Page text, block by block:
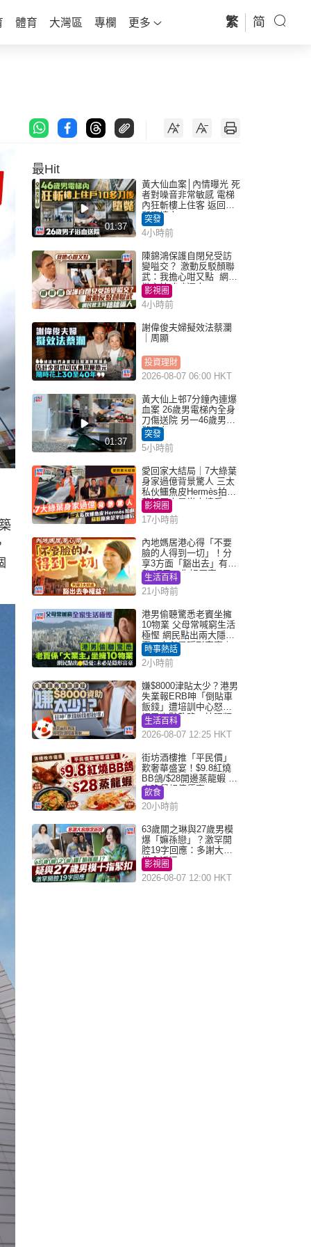
體育 大灣區 專欄 更多 繁 简
最Hit
01:37
黃大仙血案│內情曝光 死
者對噪音非常敏感 電梯
內狂斬樓上住客 返回住
所墮樓亡
突發
4小時前
陳錦鴻保護自閉兒受訪
變嗌交？ 激動反駁顏聯
武：我擔心咁又點 網民
批主持咄咄逼人
影視圈
4小時前
謝偉俊夫婦擬效法蔡瀾
｜周顯
投資理財
2026-08-07 06:00 HKT
01:37
黃大仙上邨7分鐘內連爆
血案 26歲男電梯內全身
刀傷送院 另一46歲男倒
斃平台
突發
5小時前
愛回家大結局｜7大綠葉
身家過億背景驚人 三太
私伙鱷魚皮Hermès拍劇
蘇姐原來是半山樓后
影視圈
17小時前
內地媽居港心得「不要
臉的人得到一切」！分
享3方面「豁出去」有著
數 網民：你好厲害
生活百科
21小時前
港男偷聽驚悉老竇坐擁
10物業 父母常喊窮生活
極慳 網民點出兩大隱
憂：未必是隱形富豪｜
Juicy叮
時事熱話
2小時前
嫌$8000津貼太少？港男
失業報ERB呻「倒貼車
飯錢」遭培訓中心怒轟
網民幽默教路：揀呢類
課程唔會蝕...
生活百科
2026-08-07 12:25 HKT
街坊酒樓推「平民價」
歎奢華盛宴！$9.8紅燒
BB鴿/$28開邊蒸龍蝦 3
大晚餐超值優惠
飲食
20小時前
63歲關之琳與27歲男模
爆「嫲孫戀」？激罕開
腔19字回應：多謝大家
掛念近況
影視圈
2026-08-07 12:00 HKT